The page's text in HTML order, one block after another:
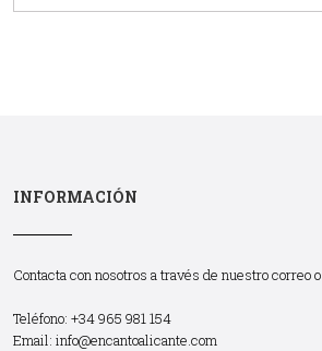
INFORMACIÓN
Contacta con nosotros a través de nuestro correo
Teléfono: +34 965 981 154
Email: info@encantoalicante.com